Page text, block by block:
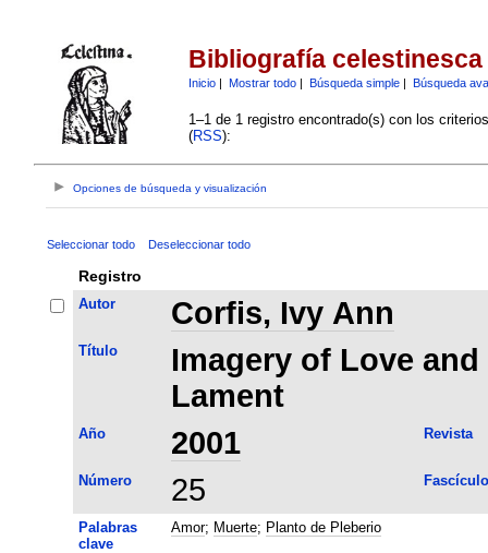
Bibliografía celestinesca
Inicio| Mostrar todo| Búsqueda simple| Búsqueda
1–1 de 1 registro encontrado(s) con los
(RSS):
Opciones de búsqueda y visualización
Seleccionar todo Deseleccionar todo
Registro
Autor Corfis, Ivy Ann
Título
Imagery of Love
Lament
Año 2001 Revista
Número 25 Fascículo
Palabras
clave
Amor; Muerte; Planto de Pleberio